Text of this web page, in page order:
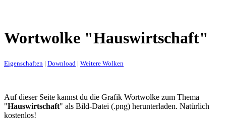
Wortwolke "Hauswirtschaft"
Eigenschaften | Download | Weitere Wolken
Auf dieser Seite kannst du die Grafik Wortwolke zum Thema
"Hauswirtschaft" als Bild-Datei (.png) herunterladen. Natürlich
kostenlos!